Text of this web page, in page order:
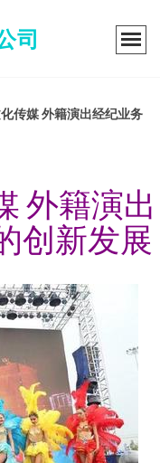
司
传媒 外籍演出经纪业务
外籍演出
创新发展